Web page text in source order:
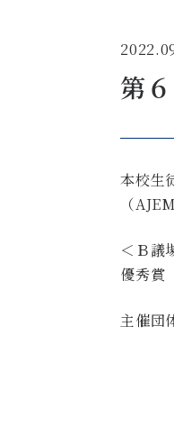
第
本校生
（
＜Ｂ議
優秀賞
主催団